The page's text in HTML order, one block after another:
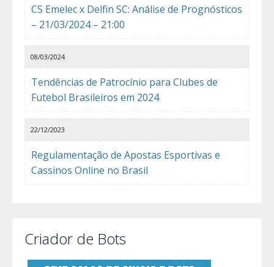
CS Emelec x Delfin SC: Análise de Prognósticos
– 21/03/2024 – 21:00
Tendências de Patrocínio para Clubes de
Futebol Brasileiros em 2024
08/03/2024
Regulamentação de Apostas Esportivas e
Cassinos Online no Brasil
22/12/2023
Criador de Bots